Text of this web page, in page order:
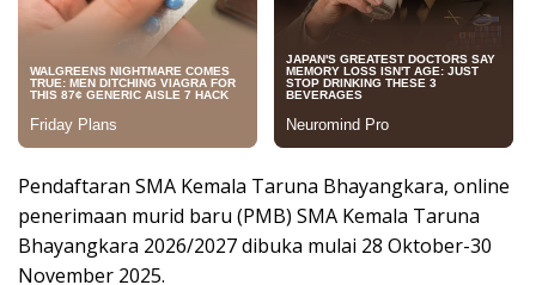
Pendaftaran SMA Kemala Taruna Bhayangkara, online
penerimaan murid baru (PMB) SMA Kemala Taruna
Bhayangkara 2026/2027 dibuka mulai 28 Oktober-30
November 2025.